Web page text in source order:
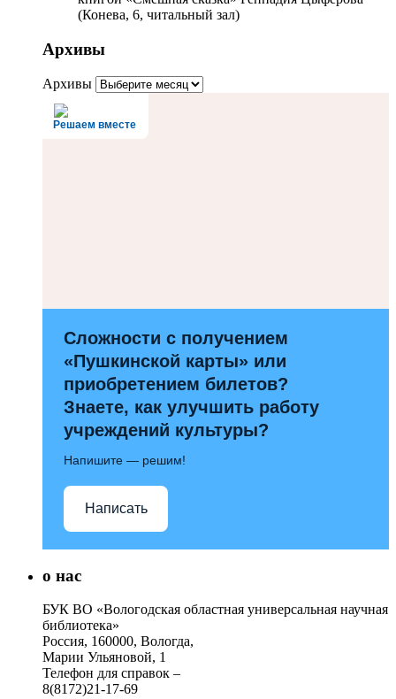
(Конева, 6, читальный зал)
Архивы
Архивы
Решаем вместе
Сложности с получением
«Пушкинской карты» или
приобретением билетов?
Знаете, как улучшить работу
учреждений культуры?
Напишите — решим!
Написать
о нас
БУК ВО «Вологодская областная универсальная научная
библиотека»
Россия, 160000, Вологда,
Марии Ульяновой, 1
Телефон для справок –
8(8172)21-17-69